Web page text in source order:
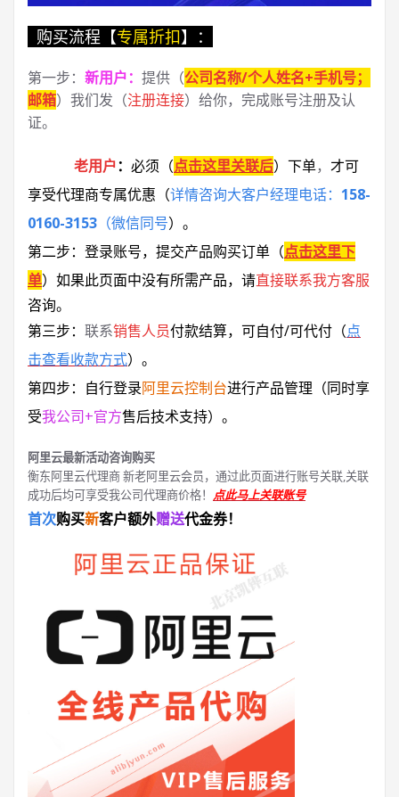
购买流程【专属折扣】：
第一步： 新用户： 提供（公司名称/个人姓名+手机号；
邮箱）我们发（注册连接）给你，完成账号注册及认
证。
老用户： 必须 （点击这里关联后） 下单， 才可
享受代理商专属优惠 （详情咨询大客户经理电话： 158-
0160-3153 （微信同号） 。
第二步：登录账号，提交产品购买订单（点击这里下
单） 如果此页面中没有所需产品，请直接联系我方客服
咨询。
第三步： 联系销售人员付款结算，可自付/可代付（点
击查看收款方式）。
第四步：自行登录阿里云控制台进行产品管理（同时享
受我公司+官方售后技术支持）。
阿里云最新活动咨询购买
衡东阿里云代理商 新老阿里云会员，通过此页面进行账号关联,关联
成功后均可享受我公司代理商价格！ 点此马上关联账号
首次购买新客户额外赠送代金券！